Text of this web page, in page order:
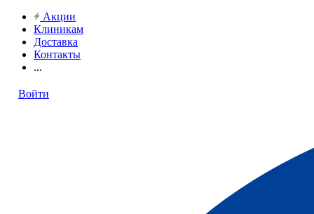
Акции
Клиникам
Доставка
Контакты
...
Войти